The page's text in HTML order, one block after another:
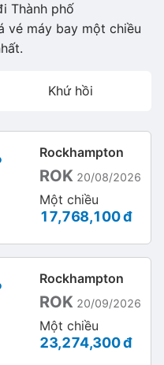
Thành phố
vé máy bay một chiều
Khứ hồi
Rockhampton
ROK 20/08/2026
Một chiều
17,768,100 đ
Rockhampton
ROK 20/09/2026
Một chiều
23,274,300 đ